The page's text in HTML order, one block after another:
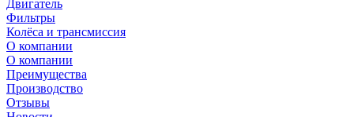
Двигатель
Фильтры
Колёса и трансмиссия
О компании
О компании
Преимущества
Производство
Отзывы